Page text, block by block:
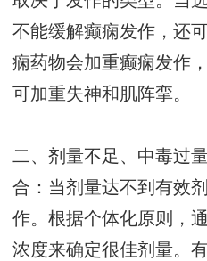
不能缓解癫痫发作，还
痫药物会加重癫痫发作
可加重失神和肌阵挛。
二、剂量不足、中毒过
合：当剂量达不到有效
作。根据个体化原则，
浓度来确定很佳剂量。